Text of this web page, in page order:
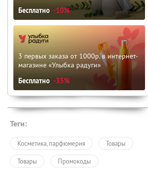
Бесплатно -10%
3 первых заказа от 1000р. в интернет-
магазине «Улыбка радуги»
Бесплатно -35%
Теги:
Косметика, парфюмерия Товары
Товары Промокоды